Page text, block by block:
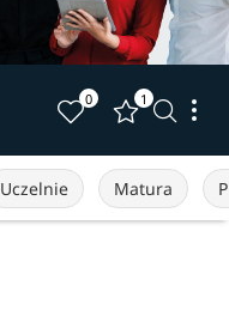
0 1
Uczelnie Matura